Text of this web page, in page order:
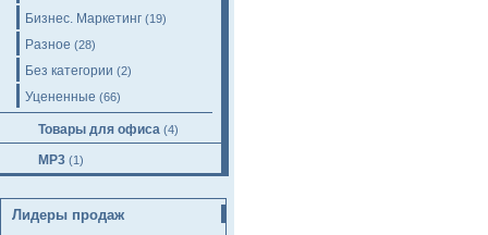
Бизнес. Маркетинг (19)
Разное (28)
Без категории (2)
Уцененные (66)
Товары для офиса (4)
MP3 (1)
Лидеры продаж